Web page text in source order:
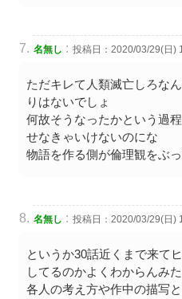
名無し : 投稿日：2020/03/29(日)
ただキレて人類滅亡しろな
りはないでしょ
何故そうなったかという過
せなきゃいけないのにな
物語を作る側が倫理観をぶ
名無し : 投稿日：2020/03/29(日)
というか30話近くまで来て
してるのかよくわからんみ
各人の考え方や作中の描写